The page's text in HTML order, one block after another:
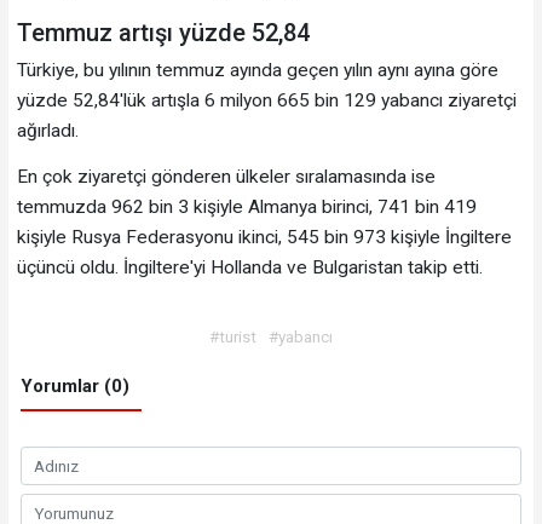
Temmuz artışı yüzde 52,84
Türkiye, bu yılının temmuz ayında geçen yılın aynı ayına göre
yüzde 52,84'lük artışla 6 milyon 665 bin 129 yabancı ziyaretçi
ağırladı.
En çok ziyaretçi gönderen ülkeler sıralamasında ise
temmuzda 962 bin 3 kişiyle Almanya birinci, 741 bin 419
kişiyle Rusya Federasyonu ikinci, 545 bin 973 kişiyle İngiltere
üçüncü oldu. İngiltere'yi Hollanda ve Bulgaristan takip etti.
#turist #yabancı
Yorumlar (0)